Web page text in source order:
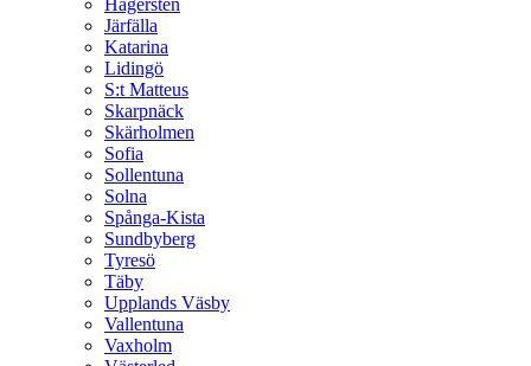
Hägersten
Järfälla
Katarina
Lidingö
S:t Matteus
Skarpnäck
Skärholmen
Sofia
Sollentuna
Solna
Spånga-Kista
Sundbyberg
Tyresö
Täby
Upplands Väsby
Vallentuna
Vaxholm